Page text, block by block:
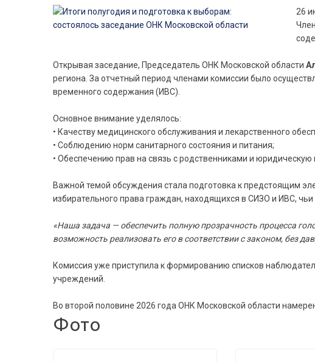
26
Открывая заседание, Председатель ОНК Московской области
региона. За отчетный период членами комиссии было
временного содержания (ИВС).
Основное внимание уделялось:
• Качеству медицинского обслуживания и лекарственного
• Соблюдению норм санитарного состояния и питания;
• Обеспечению прав на связь с родственниками и юридическую
Важной темой обсуждения стала подготовка к предстоящим
избирательного права граждан, находящихся в СИЗО и ИВС, чьи
«Наша задача — обеспечить полную прозрачность процесса
возможность реализовать его в соответствии с законом, без
Комиссия уже приступила к формированию списков
учреждений.
Во второй половине 2026 года ОНК Московской области
Фото